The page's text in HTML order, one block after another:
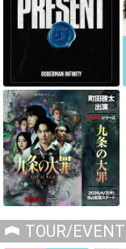
TOUR/EVENT